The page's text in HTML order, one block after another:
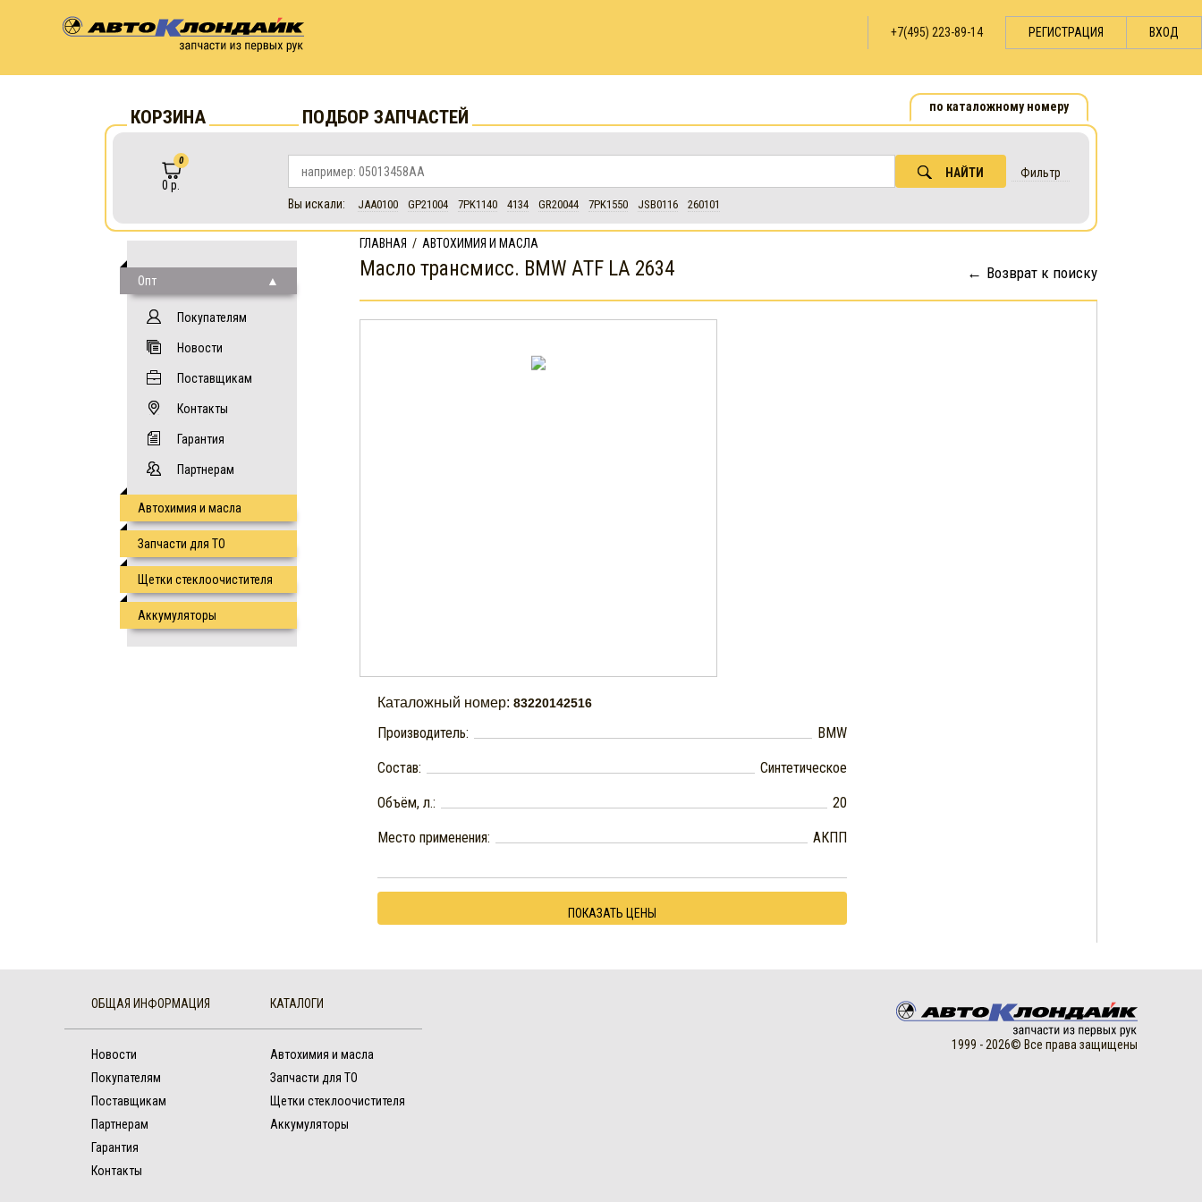
+7(495) 223-89-14 РЕГИСТРАЦИЯ ВХОД
КОРЗИНА ПОДБОР ЗАПЧАСТЕЙ по каталожному номеру
0
0 р.
НАЙТИ Фильтр
Вы искали: JAA0100 GP21004 7PK1140 4134 GR20044 7PK1550 JSB0116 260101
Опт
Покупателям
Новости
Поставщикам
Контакты
Гарантия
Партнерам
Автохимия и масла
Запчасти для ТО
Щетки стеклоочистителя
Аккумуляторы
ГЛАВНАЯ / АВТОХИМИЯ И МАСЛА
Масло трансмисс. BMW ATF LA 2634 Возврат к поиску
Каталожный номер: 83220142516
Производитель: BMW
Состав: Синтетическое
Объём, л.: 20
Место применения: АКПП
ПОКАЗАТЬ ЦЕНЫ
ОБЩАЯ ИНФОРМАЦИЯ
Новости
Покупателям
Поставщикам
Партнерам
Гарантия
Контакты
КАТАЛОГИ
Автохимия и масла
Запчасти для ТО
Щетки стеклоочистителя
Аккумуляторы
1999 - 2026© Все права защищены